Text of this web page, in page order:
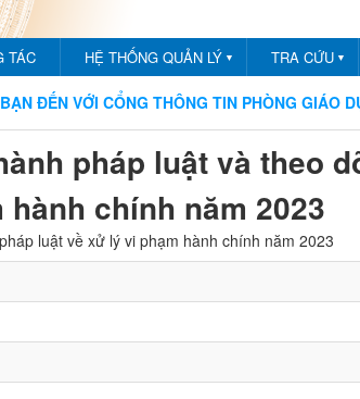
TÁC HỆ THỐNG QUẢN LÝ ▼ TRA CỨU ▼
VỚI CỔNG THÔNG TIN PHÒNG GIÁO DỤC VÀ
pháp luật và theo
chính năm 2023
luật về xử lý vi phạm hành chính năm 2023